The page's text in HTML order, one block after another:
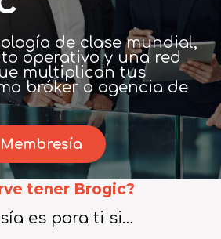
de clase mundial,
operativo y una red
multiplican tus
bróker o agencia de
tener Brogic?
es para ti si…